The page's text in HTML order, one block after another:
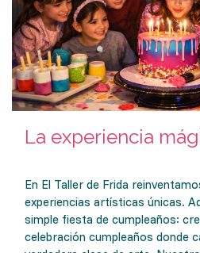
La experiencia
En El Taller de Frida
experiencias artísticas únicas.
simple fiesta de cumpleaños:
celebración cumpleaños donde